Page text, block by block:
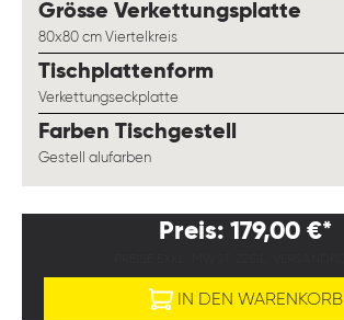
Grösse Verkettungsplatte
80x80 cm Viertelkreis
Tischplattenform
Verkettungseckplatte
Farben Tischgestell
Gestell alufarben
Preis: 179,00 €*
IN DEN WARENKORB